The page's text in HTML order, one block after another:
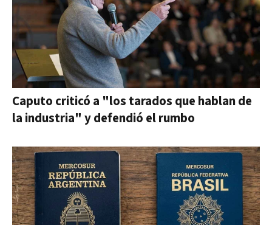
Caputo criticó a "los tarados que hablan de
la industria" y defendió el rumbo